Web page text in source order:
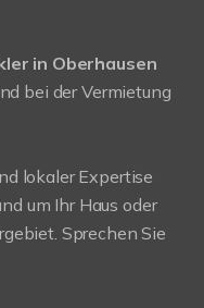
in Oberhausen
bei der Vermietung
lokaler Expertise
um Ihr Haus oder
Sprechen Sie